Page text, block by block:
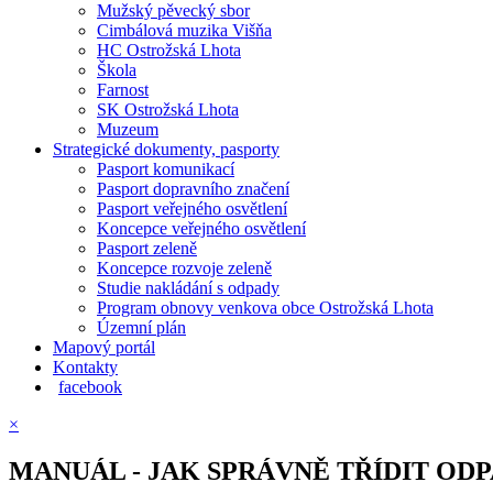
Mužský pěvecký sbor
Cimbálová muzika Višňa
HC Ostrožská Lhota
Škola
Farnost
SK Ostrožská Lhota
Muzeum
Strategické dokumenty, pasporty
Pasport komunikací
Pasport dopravního značení
Pasport veřejného osvětlení
Koncepce veřejného osvětlení
Pasport zeleně
Koncepce rozvoje zeleně
Studie nakládání s odpady
Program obnovy venkova obce Ostrožská Lhota
Územní plán
Mapový portál
Kontakty
facebook
×
MANUÁL - JAK SPRÁVNĚ TŘÍDIT